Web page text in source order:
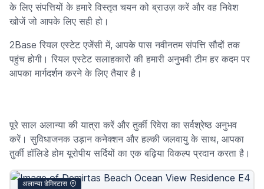
के लिए संपत्तियों के हमारे विस्तृत चयन को ब्राउज़ करें और वह निवेश
खोजें जो आपके लिए सही हो।
2Base रियल एस्टेट एजेंसी में, आपके पास नवीनतम संपत्ति सौदों तक
पहुंच होगी। रियल एस्टेट सलाहकारों की हमारी अनुभवी टीम हर कदम पर
आपका मार्गदर्शन करने के लिए तैयार है।
पूरे साल अलान्या की यात्रा करें और तुर्की रिवेरा का सर्वश्रेष्ठ अनुभव
करें। सुविधाजनक उड़ान कनेक्शन और हल्की जलवायु के साथ, आपका
तुर्की हॉलिडे होम यूरोपीय सर्दियों का एक बढ़िया विकल्प प्रदान करता है।
अलान्या डेमिरटास